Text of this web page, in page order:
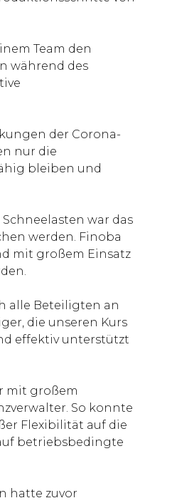
Team den
während des
der Corona-
nur die
bleiben und
war das
werden. Finoba
mit großem Einsatz
alle Beteiligten an
die unseren Kurs
effektiv unterstützt
mit großem
So konnte
Flexibilität auf die
betriebsbedingte
hatte zuvor